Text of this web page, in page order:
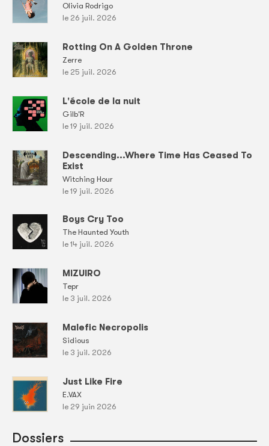
Olivia Rodrigo
le 26 juil. 2026
Rotting On A Golden Throne
Zerre
le 25 juil. 2026
L'école de la nuit
Gilb'R
le 19 juil. 2026
Descending...Where Time Has Ceased To
Exist
Witching Hour
le 19 juil. 2026
Boys Cry Too
The Haunted Youth
le 14 juil. 2026
MIZUIRO
Tepr
le 3 juil. 2026
Malefic Necropolis
Sidious
le 3 juil. 2026
Just Like Fire
E.VAX
le 29 juin 2026
Dossiers